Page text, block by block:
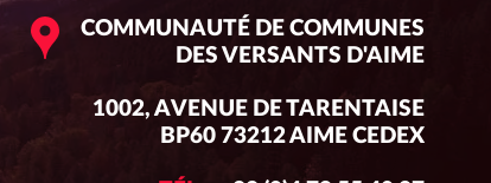
COMMUNAUTÉ DE COMMUNES
DES VERSANTS D'AIME
1002, AVENUE DE TARENTAISE
BP60 73212 AIME CEDEX